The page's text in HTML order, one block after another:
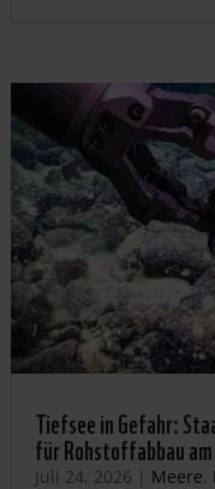
Tiefsee in Gefahr:
für Rohstoffabbau
Juli 24, 2026 | Meere,